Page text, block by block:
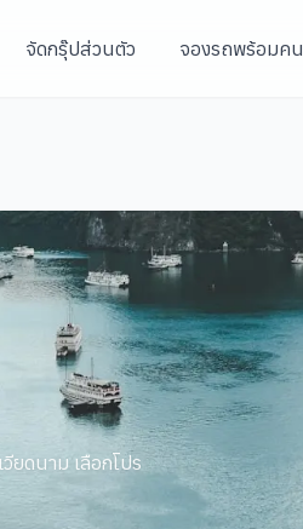
จัดกรุ๊ปส่วนตัว จองรถพร้อมค
ยดนาม เลือกโปร